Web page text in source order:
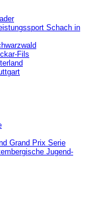
Schach in
Fils
Grand Prix Serie
Jugend-